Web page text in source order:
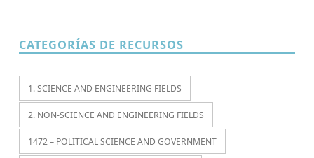
CATEGORÍAS DE RECURSOS
1. SCIENCE AND ENGINEERING FIELDS
2. NON-SCIENCE AND ENGINEERING FIELDS
1472 – POLITICAL SCIENCE AND GOVERNMENT